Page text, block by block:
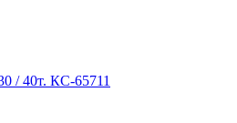
/ 40т. КС-65711